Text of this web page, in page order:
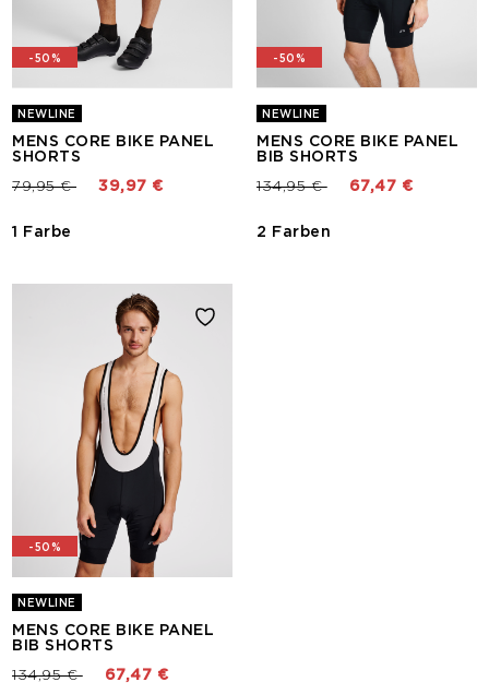
-50%
NEWLINE
MENS CORE BIKE PANEL
SHORTS
Preis reduziert von
79,95 €bis 39,97 €
1 Farbe
-50%
NEWLINE
MENS CORE BIKE PANEL
BIB SHORTS
Preis reduziert von
134,95 €bis 67,47 €
2 Farben
-50%
NEWLINE
MENS CORE BIKE PANEL
BIB SHORTS
Preis reduziert von
134,95 €bis 67,47 €